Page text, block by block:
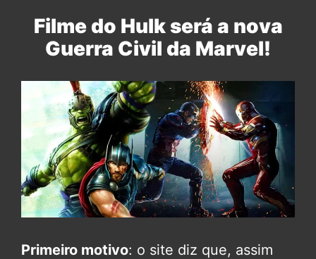
Filme do Hulk será a nova
Guerra Civil da Marvel!
Primeiro motivo: o site diz que, assim